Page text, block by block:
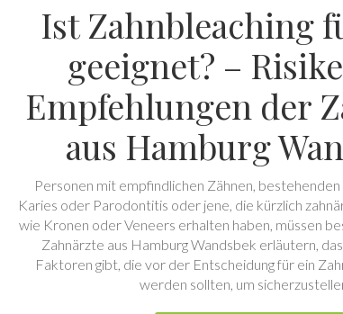
Ist Zahnbleaching
geeignet? –
Empfehlungen der
aus Hamburg
Personen mit empfindlichen Zähnen,
Karies oder Parodontitis oder jene, die kürzlich
wie Kronen oder Veneers erhalten haben, müssen
Zahnärzte aus Hamburg Wandsbek erläutern,
Faktoren gibt, die vor der Entscheidung für ein
werden sollten, um